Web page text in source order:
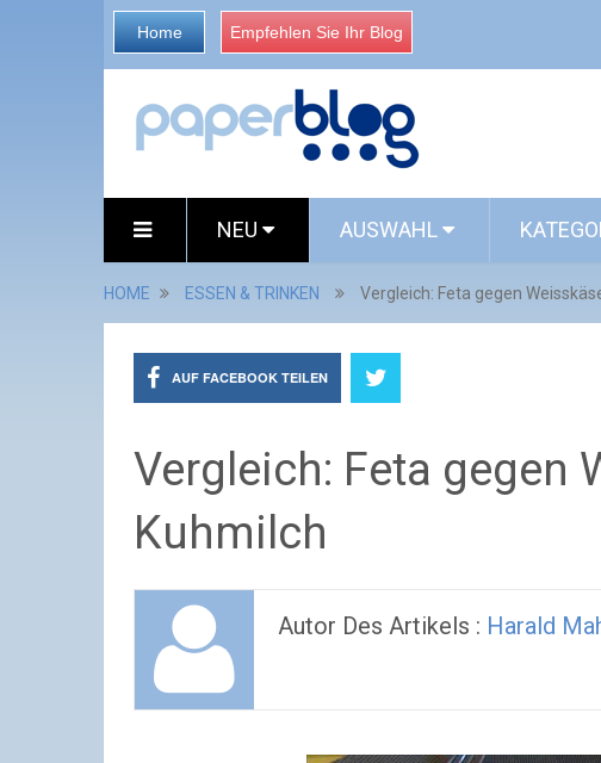
Home Empfehlen Sie Ihr Blog
NEU AUSWAHL
HOME ESSEN & TRINKEN Vergleich: Feta gegen
AUF FACEBOOK TEILEN
Vergleich: Feta gegen
Kuhmilch
Autor Des Artikels : Harald